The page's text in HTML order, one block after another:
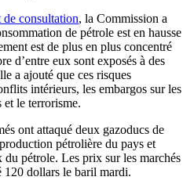
de consultation, la Commission a
de pétrole est en hausse
est de plus en plus concentré
d’entre eux sont exposés à des
a ajouté que ces risques
intérieurs, les embargos sur les
le terrorisme.
ont attaqué deux gazoducs de
pétrolière du pays et
pétrole. Les prix sur les marchés
120 dollars le baril mardi.